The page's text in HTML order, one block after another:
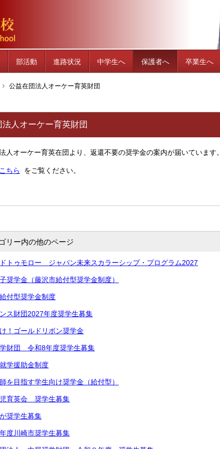
部活動 進路状況 中学生へ 保護者へ 卒業生へ
公益在団法人オーケー育英財団
人オーケー育英財団
人オーケー育英在団より、返還不要の奨学金の案内が届いています。
こちら をご覧ください。
リー内の他のページ
トゥモロー ジャパン未来スカラーシップ・プログラム2027
奨学金（藤沢市給付型奨学金制度）
付型奨学金制度
ス財団2027年度奨学生募集
！ゴールドリボン奨学金
財団 令和8年度奨学生募集
学援助金制度
を目指す学生向け奨学金（給付型）
育英会 奨学生募集
奨学生募集
度川崎市奨学生募集